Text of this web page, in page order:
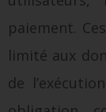
paiement.
limité aux
de